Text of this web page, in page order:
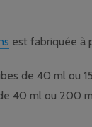
est fabriquée à
de 40 ml ou
40 ml ou 200